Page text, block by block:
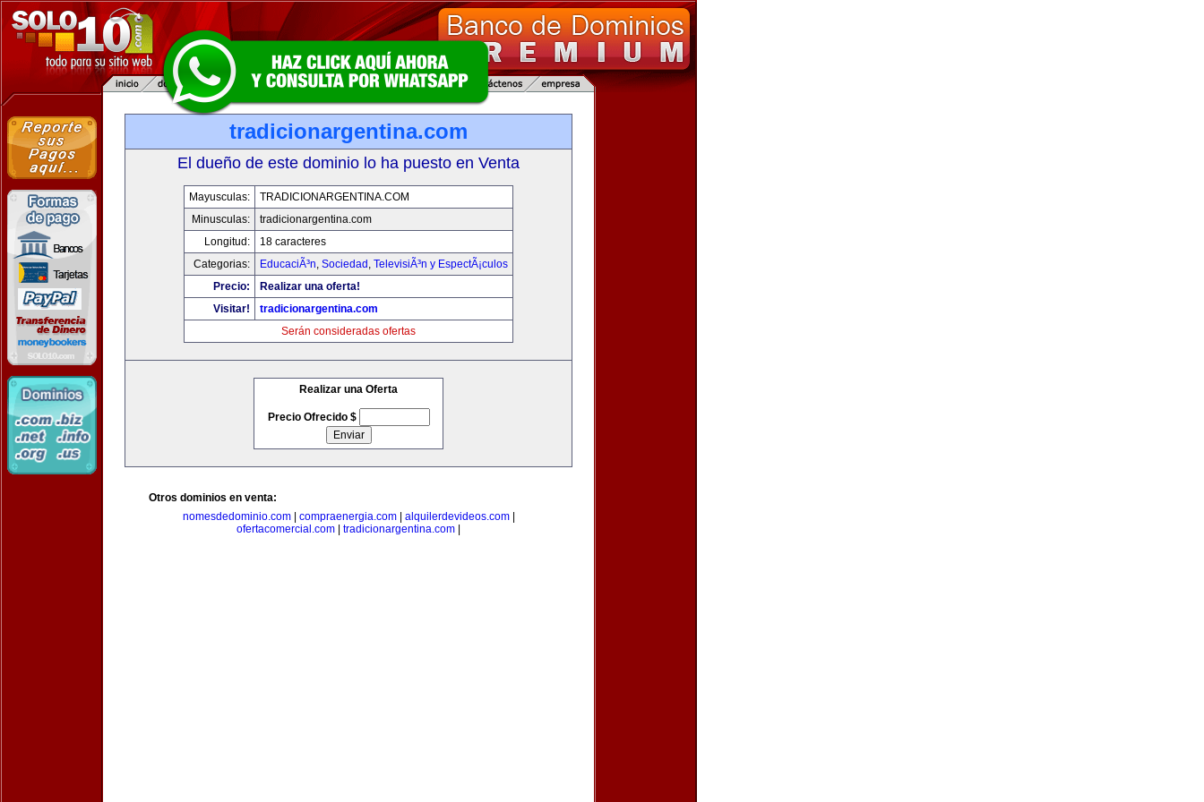
tradicionargentina.com
El dueño de este dominio lo ha puesto en Venta
Mayusculas:
TRADICIONARGENTINA.COM
Minusculas:
tradicionargentina.com
Longitud:
18 caracteres
Categorias:
EducaciÃ³n, Sociedad , TelevisiÃ³n y EspectÃ¡culos
Precio:
Realizar una oferta!
Visitar!
tradicionargentina.com
Serán consideradas ofertas
Realizar una Oferta
Precio Ofrecido $
Otros dominios en venta:
nomesdedominio.com| compraenergia.com| alquilerdevideos.com|
ofertacomercial.com
tradicionargentina.com